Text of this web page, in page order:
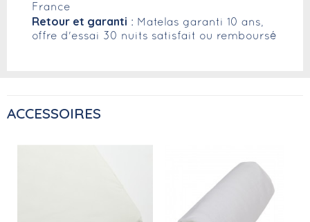
France
Retour et garanti : Matelas garanti 10 ans,
offre d'essai 30 nuits satisfait ou remboursé
ACCESSOIRES